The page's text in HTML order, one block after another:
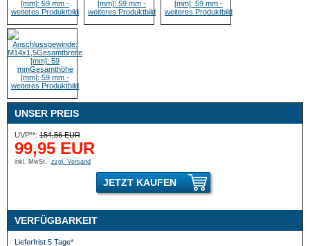
UNSER PREIS
UVP**: 154,56 EUR
99,95 EUR
inkl. MwSt. zzgl. Versand
JETZT KAUFEN
VERFÜGBARKEIT
Lieferfrist 5 Tage*